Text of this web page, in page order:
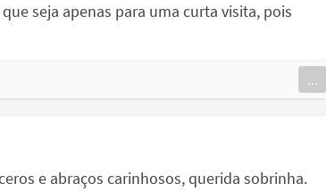
seja apenas para uma curta visita, pois
...
e abraços carinhosos, querida sobrinha.